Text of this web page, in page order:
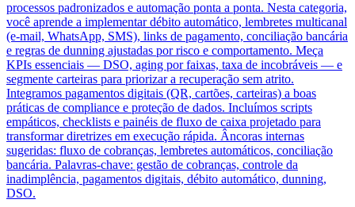
processos padronizados e automação ponta a ponta. Nesta categoria,
você aprende a implementar débito automático, lembretes multicanal
(e-mail, WhatsApp, SMS), links de pagamento, conciliação bancária
e regras de dunning ajustadas por risco e comportamento. Meça
KPIs essenciais — DSO, aging por faixas, taxa de incobráveis — e
segmente carteiras para priorizar a recuperação sem atrito.
Integramos pagamentos digitais (QR, cartões, carteiras) a boas
práticas de compliance e proteção de dados. Incluímos scripts
empáticos, checklists e painéis de fluxo de caixa projetado para
transformar diretrizes em execução rápida. Âncoras internas
sugeridas: fluxo de cobranças, lembretes automáticos, conciliação
bancária. Palavras-chave: gestão de cobranças, controle da
inadimplência, pagamentos digitais, débito automático, dunning,
DSO.